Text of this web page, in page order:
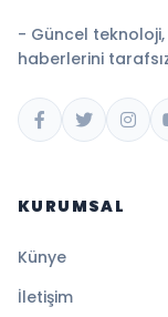
- Güncel
haberlerini
KURUMSAL
Künye
İletişim